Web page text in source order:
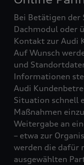
Bei Betätigen der
Dachmodul oder
Kontakt zur Audi
Auf Wunsch
und
Informationen
Audi
Situation schnell
Maßnahmen
Weitergabe an
– etwa zur
werden die dafür
ausgewählten